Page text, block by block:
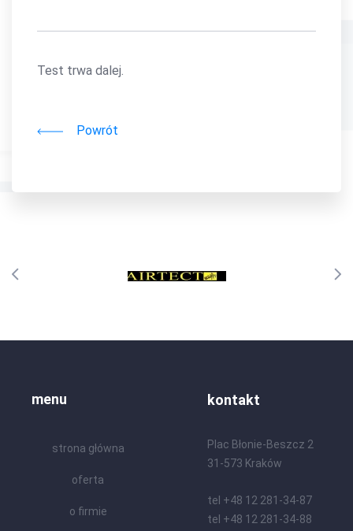
Test trwa dalej.
Powrót
menu
strona główna
oferta
o firmie
kontakt
Plac Błonie-Beszcz 2
31-573 Kraków
tel +48 12 281-34-87
tel +48 12 281-34-88